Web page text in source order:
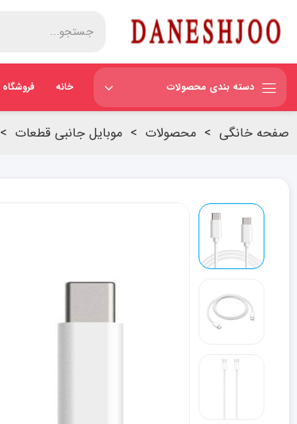
دسته بندی محصولات خانه فروشگاه
صفحه خانگی > محصولات > موبایل جانبی قطعات >